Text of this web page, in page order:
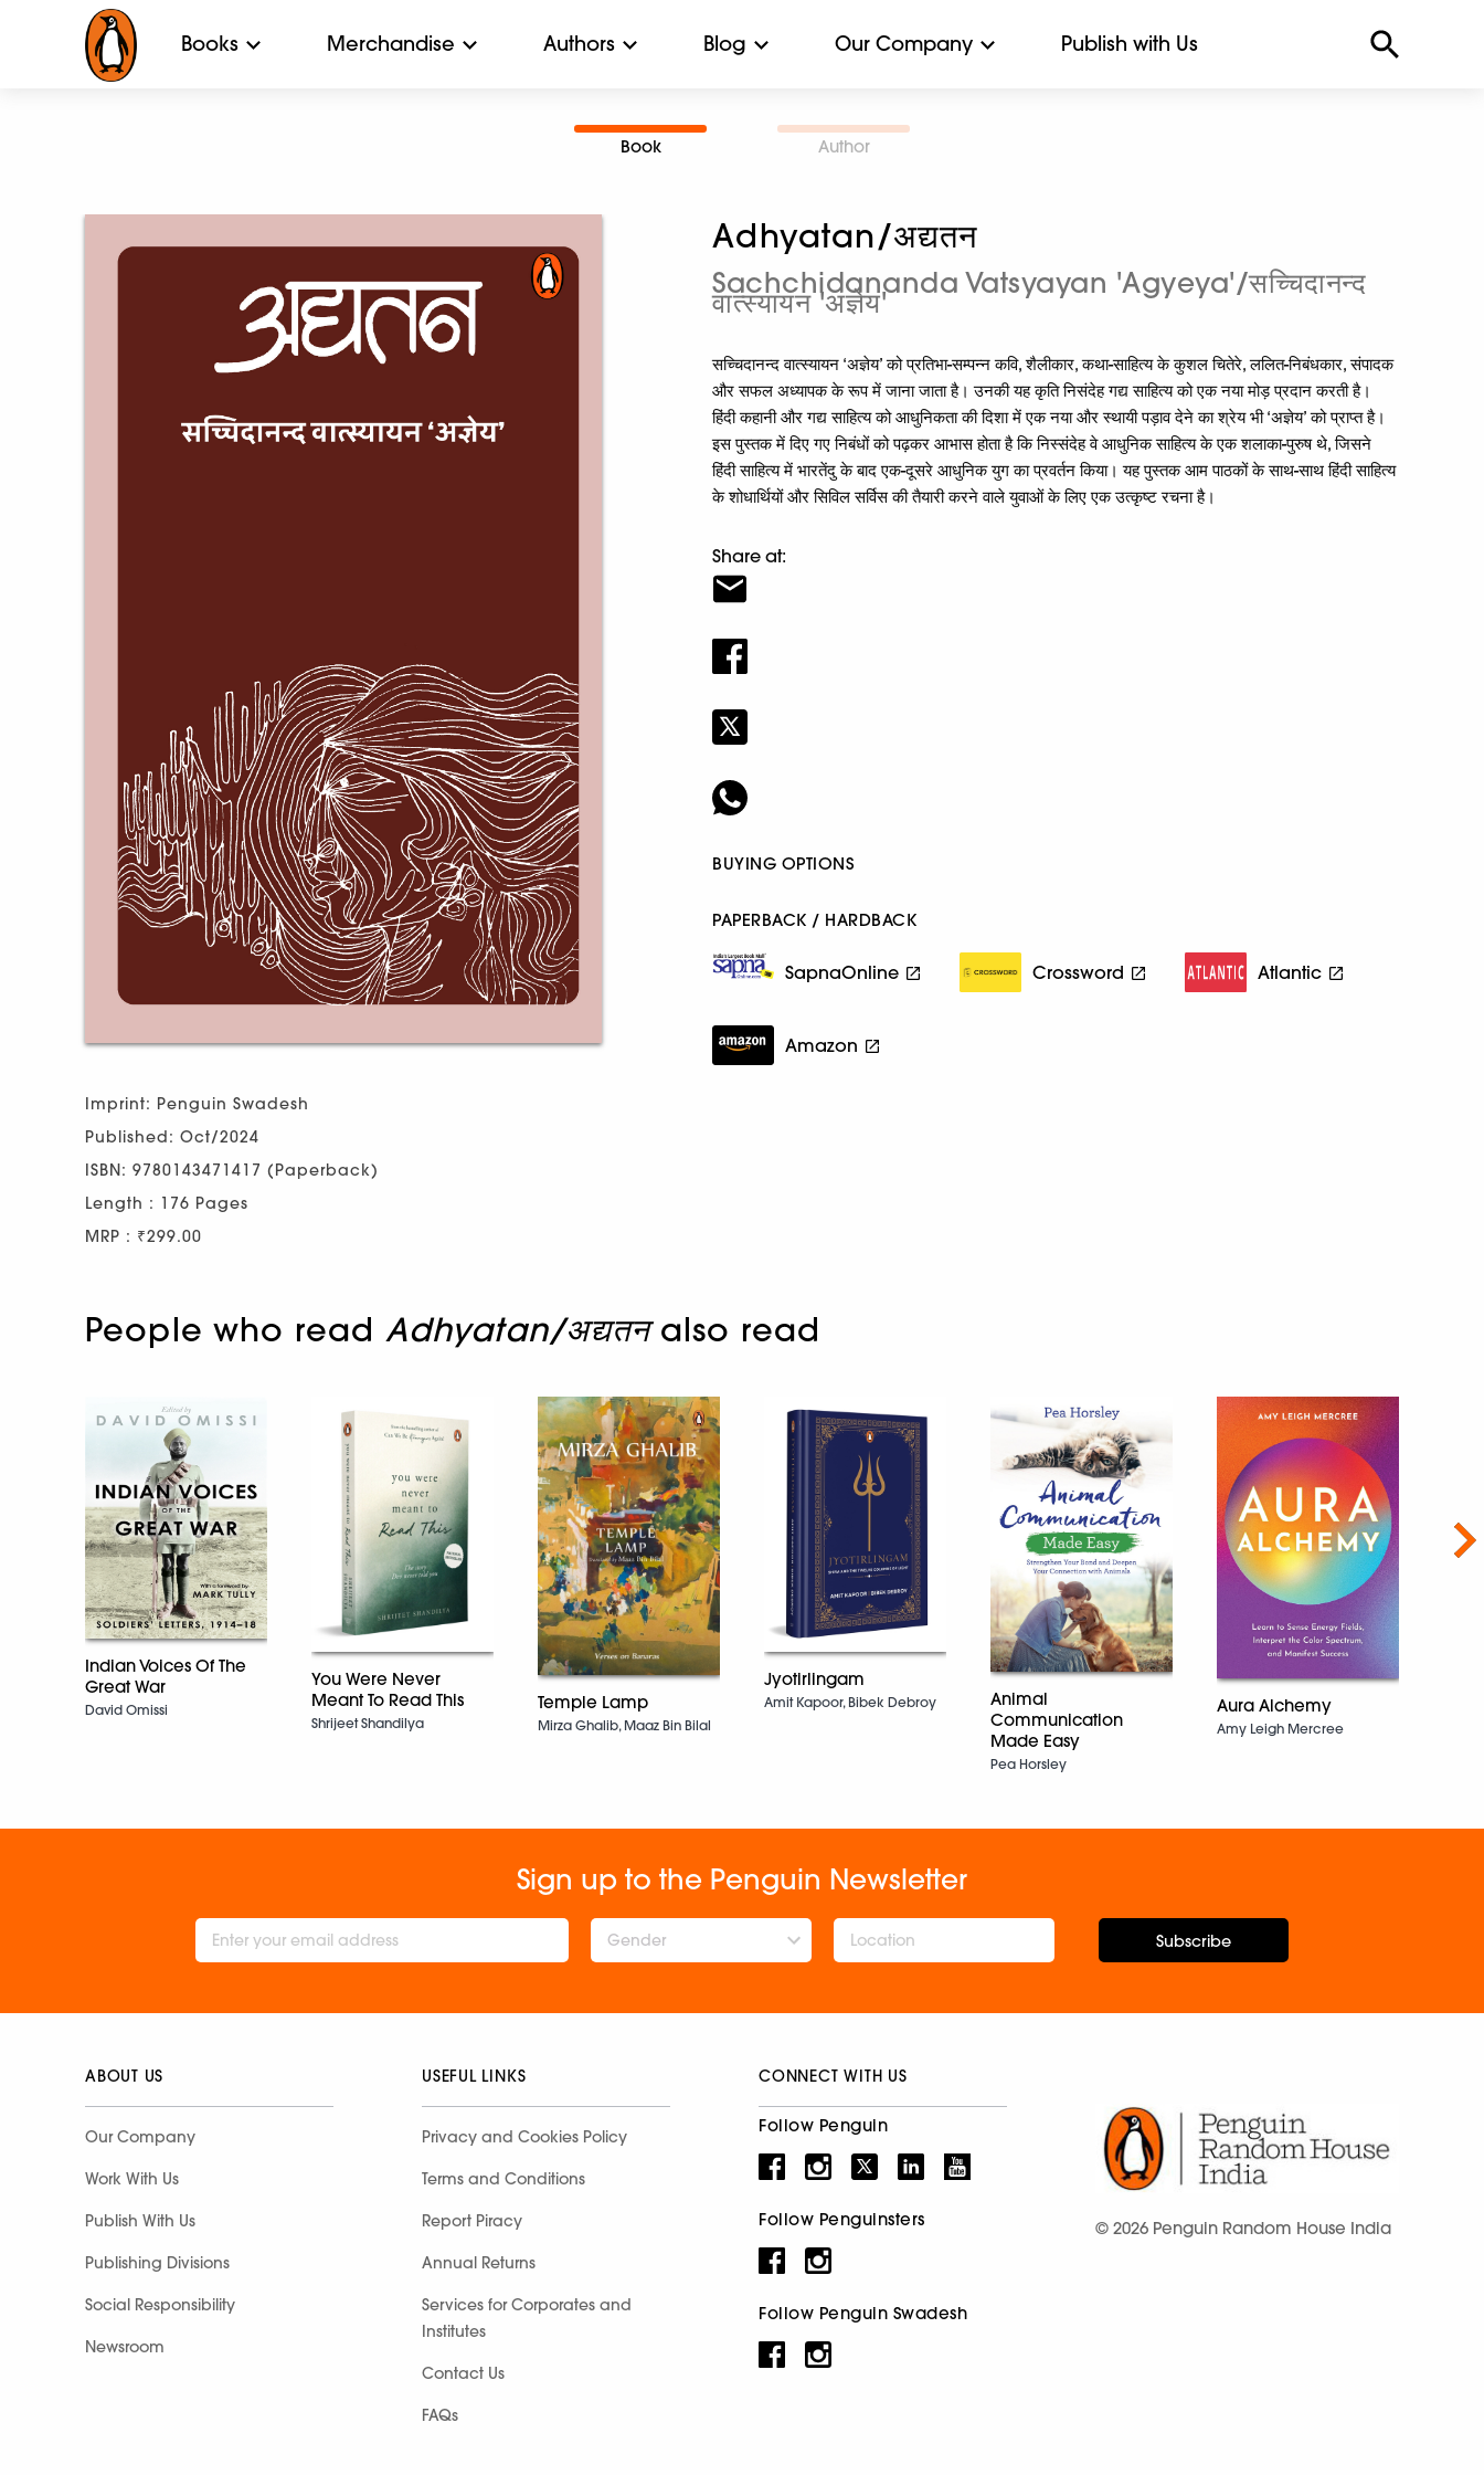
Books Merchandise Authors Blog Our Company Publish with Us
Book Author
Imprint: Penguin Swadesh
Published: Oct/2024
ISBN: 9780143471417 (Paperback)
Length : 176 Pages
MRP : ₹299.00
Adhyatan/अद्यतन
Sachchidananda Vatsyayan 'Agyeya'/सच्चिदानन्द
वात्स्यायन 'अज्ञेय'
सच्चिदानन्द वात्स्यायन ‘अज्ञेय’ को प्रतिभा-सम्पन्न कवि, शैलीकार, कथा-साहित्य के कुशल चितेरे, ललित-निबंधकार, संपादक
और सफल अध्यापक के रूप में जाना जाता है। उनकी यह कृति निसंदेह गद्य साहित्य को एक नया मोड़ प्रदान करती है।
हिंदी कहानी और गद्य साहित्य को आधुनिकता की दिशा में एक नया और स्थायी पड़ाव देने का श्रेय भी ‘अज्ञेय’ को प्राप्त है।
इस पुस्तक में दिए गए निबंधों को पढ़कर आभास होता है कि निस्संदेह वे आधुनिक साहित्य के एक शलाका-पुरुष थे, जिसने
हिंदी साहित्य में भारतेंदु के बाद एक-दूसरे आधुनिक युग का प्रवर्तन किया। यह पुस्तक आम पाठकों के साथ-साथ हिंदी साहित्य
के शोधार्थियों और सिविल सर्विस की तैयारी करने वाले युवाओं के लिए एक उत्कृष्ट रचना है।
Share at:
BUYING OPTIONS
PAPERBACK / HARDBACK
SapnaOnline Crossword Atlantic
Amazon
People who read Adhyatan/अद्यतनalso read
Indian Voices Of The
Great War
David Omissi
You Were Never
Meant To Read This
Shrijeet Shandilya
Temple Lamp
Mirza Ghalib, Maaz Bin Bilal
Jyotirlingam
Amit Kapoor, Bibek Debroy
Animal
Communication
Made Easy
Pea Horsley
Aura Alchemy
Amy Leigh Mercree
Sign up to the Penguin Newsletter
Gender Subscribe
ABOUT US
Our Company
Work With Us
Publish With Us
Publishing Divisions
Social Responsibility
Newsroom
USEFUL LINKS
Privacy and Cookies Policy
Terms and Conditions
Report Piracy
Annual Returns
Services for Corporates and
Institutes
Contact Us
FAQs
CONNECT WITH US
Follow Penguin
Follow Penguinsters
Follow Penguin Swadesh
© 2026 Penguin Random House India